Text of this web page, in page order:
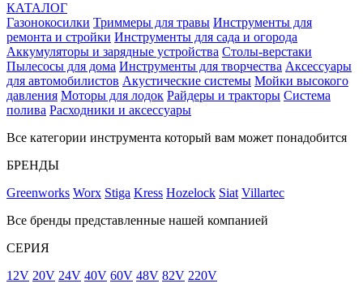
КАТАЛОГ
Газонокосилки Триммеры для травы Инструменты для
ремонта и стройки Инструменты для сада и огорода
Аккумуляторы и зарядные устройства Столы-верстаки
Пылесосы для дома Инструменты для творчества Аксессуары
для автомобилистов Акустические системы Мойки высокого
давления Моторы для лодок Райдеры и тракторы Система
полива Расходники и аксессуары
Все категории инструмента который вам может понадобится
БРЕНДЫ
Greenworks Worx Stiga Kress Hozelock Siat Villartec
Все бренды представленные нашей компанией
СЕРИЯ
12V 20V 24V 40V 60V 48V 82V 220V